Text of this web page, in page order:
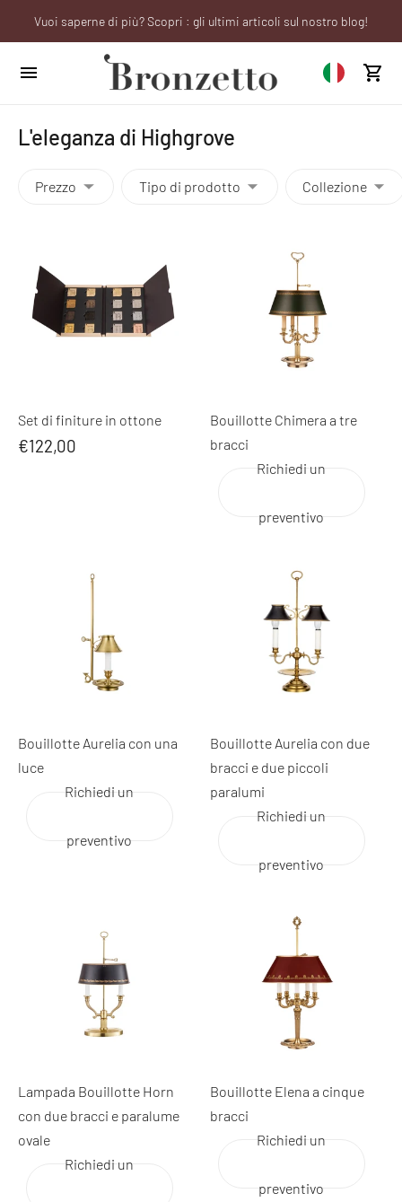
We will be closed from 10th to 21st August
Vuoi saperne di più? Scopri : gli ultimi articoli sul nostro blog!
Sei un professionista? Richiedi il tuo account aziendale!
L'eleganza di Highgrove
Prezzo Tipo di prodotto Collezione
Set di finiture in ottone
€122,00
Bouillotte Chimera a tre
bracci
Richiedi un
preventivo
Bouillotte Aurelia con una
luce
Richiedi un
preventivo
Bouillotte Aurelia con due
bracci e due piccoli
paralumi
Richiedi un
preventivo
Lampada Bouillotte Horn
con due bracci e paralume
ovale
Richiedi un
Bouillotte Elena a cinque
bracci
Richiedi un
preventivo